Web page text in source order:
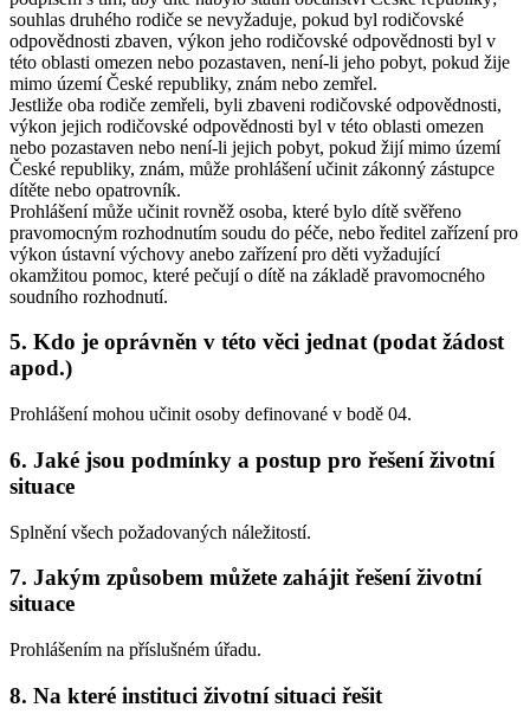
souhlas druhého rodiče se nevyžaduje, pokud byl rodičovské
odpovědnosti zbaven, výkon jeho rodičovské odpovědnosti byl v
této oblasti omezen nebo pozastaven, není-li jeho pobyt, pokud žije
mimo území České republiky, znám nebo zemřel.
Jestliže oba rodiče zemřeli, byli zbaveni rodičovské odpovědnosti,
výkon jejich rodičovské odpovědnosti byl v této oblasti omezen
nebo pozastaven nebo není-li jejich pobyt, pokud žijí mimo území
České republiky, znám, může prohlášení učinit zákonný zástupce
dítěte nebo opatrovník.
Prohlášení může učinit rovněž osoba, které bylo dítě svěřeno
pravomocným rozhodnutím soudu do péče, nebo ředitel zařízení pro
výkon ústavní výchovy anebo zařízení pro děti vyžadující
okamžitou pomoc, které pečují o dítě na základě pravomocného
soudního rozhodnutí.
5. Kdo je oprávněn v této věci jednat (podat žádost
apod.)
Prohlášení mohou učinit osoby definované v bodě 04.
6. Jaké jsou podmínky a postup pro řešení životní
situace
Splnění všech požadovaných náležitostí.
7. Jakým způsobem můžete zahájit řešení životní
situace
Prohlášením na příslušném úřadu.
8. Na které instituci životní situaci řešit